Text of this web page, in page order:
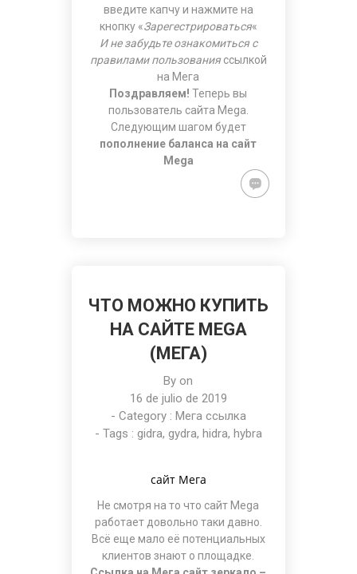
введите капчу и нажмите на
кнопку «Зарегестрироваться«
И не забудьте ознакомиться с
правилами пользованияссылкой
на Мега
Поздравляем! Теперь вы
пользователь сайта Mega.
Следующим шагом будет
пополнение баланса на сайт
Mega
ЧТО МОЖНО КУПИТЬ
НА САЙТЕ MEGA
(МЕГА)
By on
16 de julio de 2019
- Category : Мега ссылка
- Tags : gidra, gydra, hidra, hybra
сайт Мега
Не смотря на то что сайт Mega
работает довольно таки давно.
Всё еще мало её потенциальных
клиентов знают о площадке.